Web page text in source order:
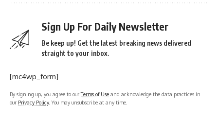
Sign Up For Daily Newsletter
Be keep up! Get the latest breaking news delivered
straight to your inbox.
[mc4wp_form]
By signing up, you agree to ourTerms of Use and acknowledge the data practices in
our Privacy Policy. You may unsubscribe at any time.